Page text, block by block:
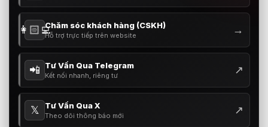
👩🏻‍💻Chăm sóc khách hàng (CSKH)
Hỗ trợ trực tiếp trên website →
📲 Tư Vấn Qua Telegram
Kết nối nhanh, riêng tư ↗
𝕏 Tư Vấn Qua X
Theo dõi thông báo mới ↗